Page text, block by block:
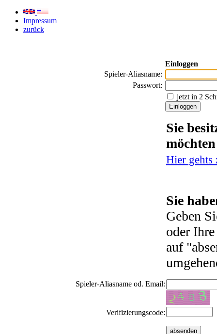
Impressum
zurück
Einloggen
Spieler-Aliasname:
Passwort:
jetzt in 2
Sie
Hier
Sie
Geben
oder
auf
Spieler-Aliasname od. Email:
Verifizierungscode: